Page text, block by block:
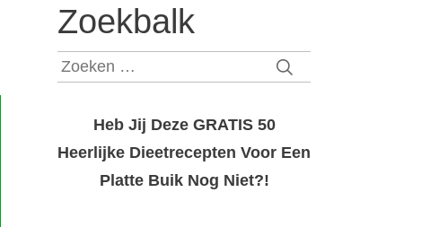
Zoekbalk
Zoeken
Heb Jij Deze GRATIS 50
Heerlijke Dieetrecepten Voor Een
Platte Buik Nog Niet?!